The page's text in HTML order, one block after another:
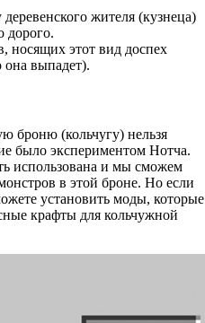
жителя (кузнеца)
дорого.
носящих этот вид доспех
она выпадет).
броню (кольчугу) нельзя
было экспериментом Нотча.
использована и мы сможем
в этой броне. Но если
установить моды, которые
крафты для кольчужной